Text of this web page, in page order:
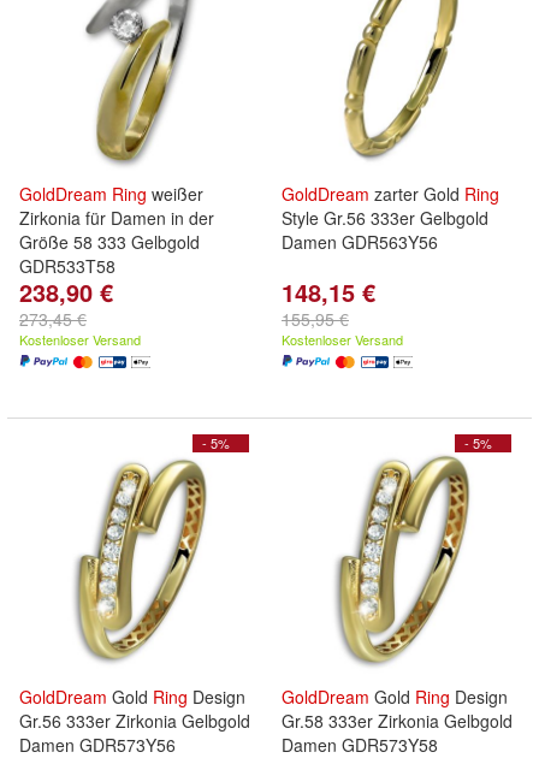
GoldDream Ring weißer
Zirkonia für Damen in der
Größe 58 333 Gelbgold
GDR533T58
238,90 €
273,45 €
Kostenloser Versand
GoldDream zarter Gold Ring
Style Gr.56 333er Gelbgold
Damen GDR563Y56
148,15 €
155,95 €
Kostenloser Versand
- 5%
GoldDream Gold Ring Design
Gr.56 333er Zirkonia Gelbgold
Damen GDR573Y56
- 5%
GoldDream Gold Ring Design
Gr.58 333er Zirkonia Gelbgold
Damen GDR573Y58